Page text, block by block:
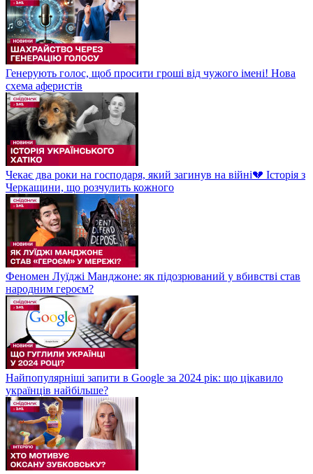
Генерують голос, щоб просити гроші від чужого імені! Нова
схема аферистів
Чекає два роки на господаря, який загинув на війні💔 Історія з
Черкащини, що розчулить кожного
Феномен Луїджі Манджоне: як підозрюваний у вбивстві став
народним героєм?
Найпопулярніші запити в Google за 2024 рік: що цікавило
українців найбільше?